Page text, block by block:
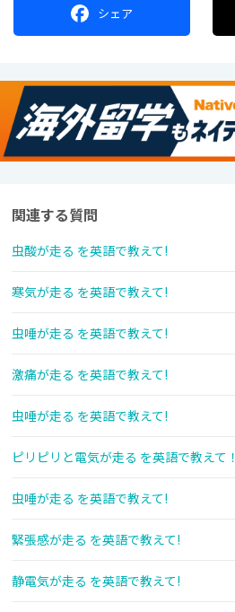
シェア
関連する質問
虫酸が走る を英語で教えて!
寒気が走る を英語で教えて!
虫唾が走る を英語で教えて!
激痛が走る を英語で教えて!
虫唾が走る を英語で教えて!
ピリピリと電気が走る を英語で教えて！
虫唾が走る を英語で教えて!
緊張感が走る を英語で教えて!
静電気が走る を英語で教えて!